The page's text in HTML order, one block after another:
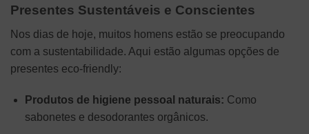
Presentes Sustentáveis e Conscientes
Nos dias de hoje, muitos homens estão se preocupando
com a sustentabilidade. Aqui estão algumas opções de
presentes eco-friendly:
Produtos de higiene pessoal naturais: Como
sabonetes e desodorantes orgânicos.